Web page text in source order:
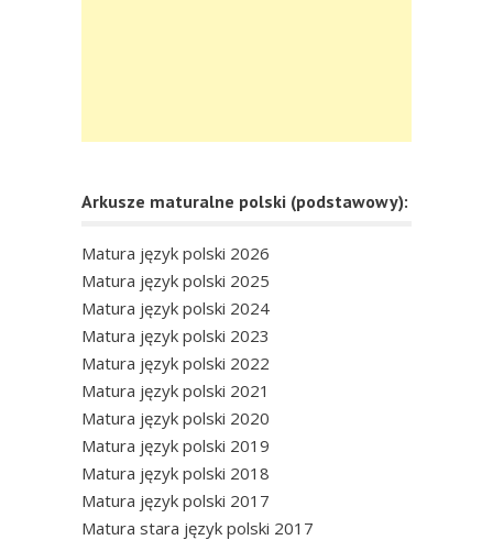
Arkusze maturalne polski (podstawowy):
Matura język polski 2026
Matura język polski 2025
Matura język polski 2024
Matura język polski 2023
Matura język polski 2022
Matura język polski 2021
Matura język polski 2020
Matura język polski 2019
Matura język polski 2018
Matura język polski 2017
Matura stara język polski 2017